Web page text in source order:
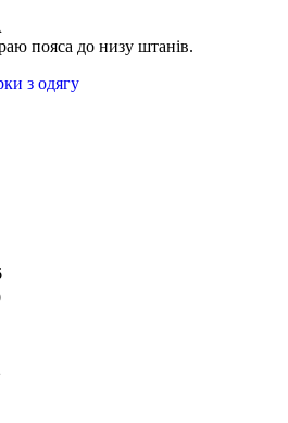
пояса до низу штанів.
з одягу